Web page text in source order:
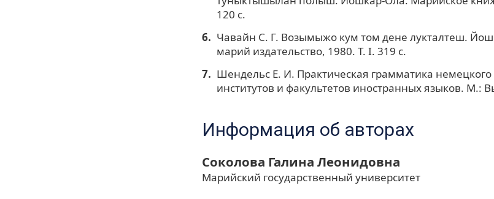
120 с.
Чавайн С. Г. Возымыжо кум том дене лукталтеш.
марий издательство, 1980. Т. I. 319 с.
Шендельс Е. И. Практическая грамматика немецкого
институтов и факультетов иностранных языков. М.:
Информация об авторах
Соколова Галина Леонидовна
Марийский государственный университет